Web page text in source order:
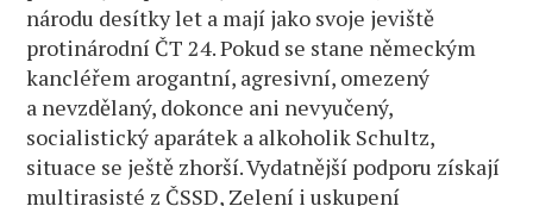
národu desítky let a mají jako svoje jeviště
protinárodní ČT 24. Pokud se stane německým
kancléřem arogantní, agresivní, omezený
a nevzdělaný, dokonce ani nevyučený,
socialistický aparátek a alkoholik Schultz,
situace se ještě zhorší. Vydatnější podporu získají
multirasisté z ČSSD, Zelení i uskupení